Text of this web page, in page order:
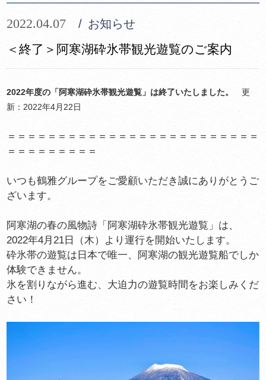
2022.04.07 お知らせ
＜終了＞阿寒湖砕氷帯観光遊覧のご案内
2022年度の「阿寒湖砕氷帯観光遊覧」は終了いたしました。
更
新：2022年4月22日
＝＝＝＝＝＝＝＝＝＝＝＝＝＝＝＝＝＝＝＝＝＝＝＝＝
＝＝＝＝＝＝＝＝＝
いつも鶴雅グループをご愛顧いただき誠にありがとうご
ざいます。
阿寒湖の春の風物詩「阿寒湖砕氷帯観光遊覧」は、
2022年4月21日（木）より運行を開始いたします。
砕氷帯の遊覧は日本で唯一、阿寒湖の観光遊覧船でしか
体験できません。
氷を割りながら進む、大迫力の遊覧時間をお楽しみくだ
さい！